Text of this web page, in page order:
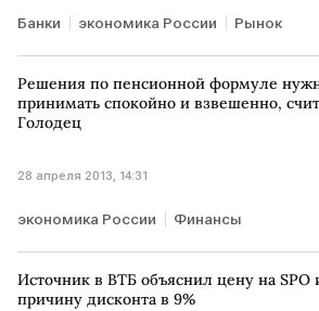
Банки экономика России Рынок
Энергосети Допэмиссия акций ВТБ
Решения по пенсионной формуле
принимать спокойно и взвешенно,
Голодец
28 апреля 2013, 14:31
экономика России Финансы
Источник в ВТБ объяснил цену на SPO
причину дисконта в 9%